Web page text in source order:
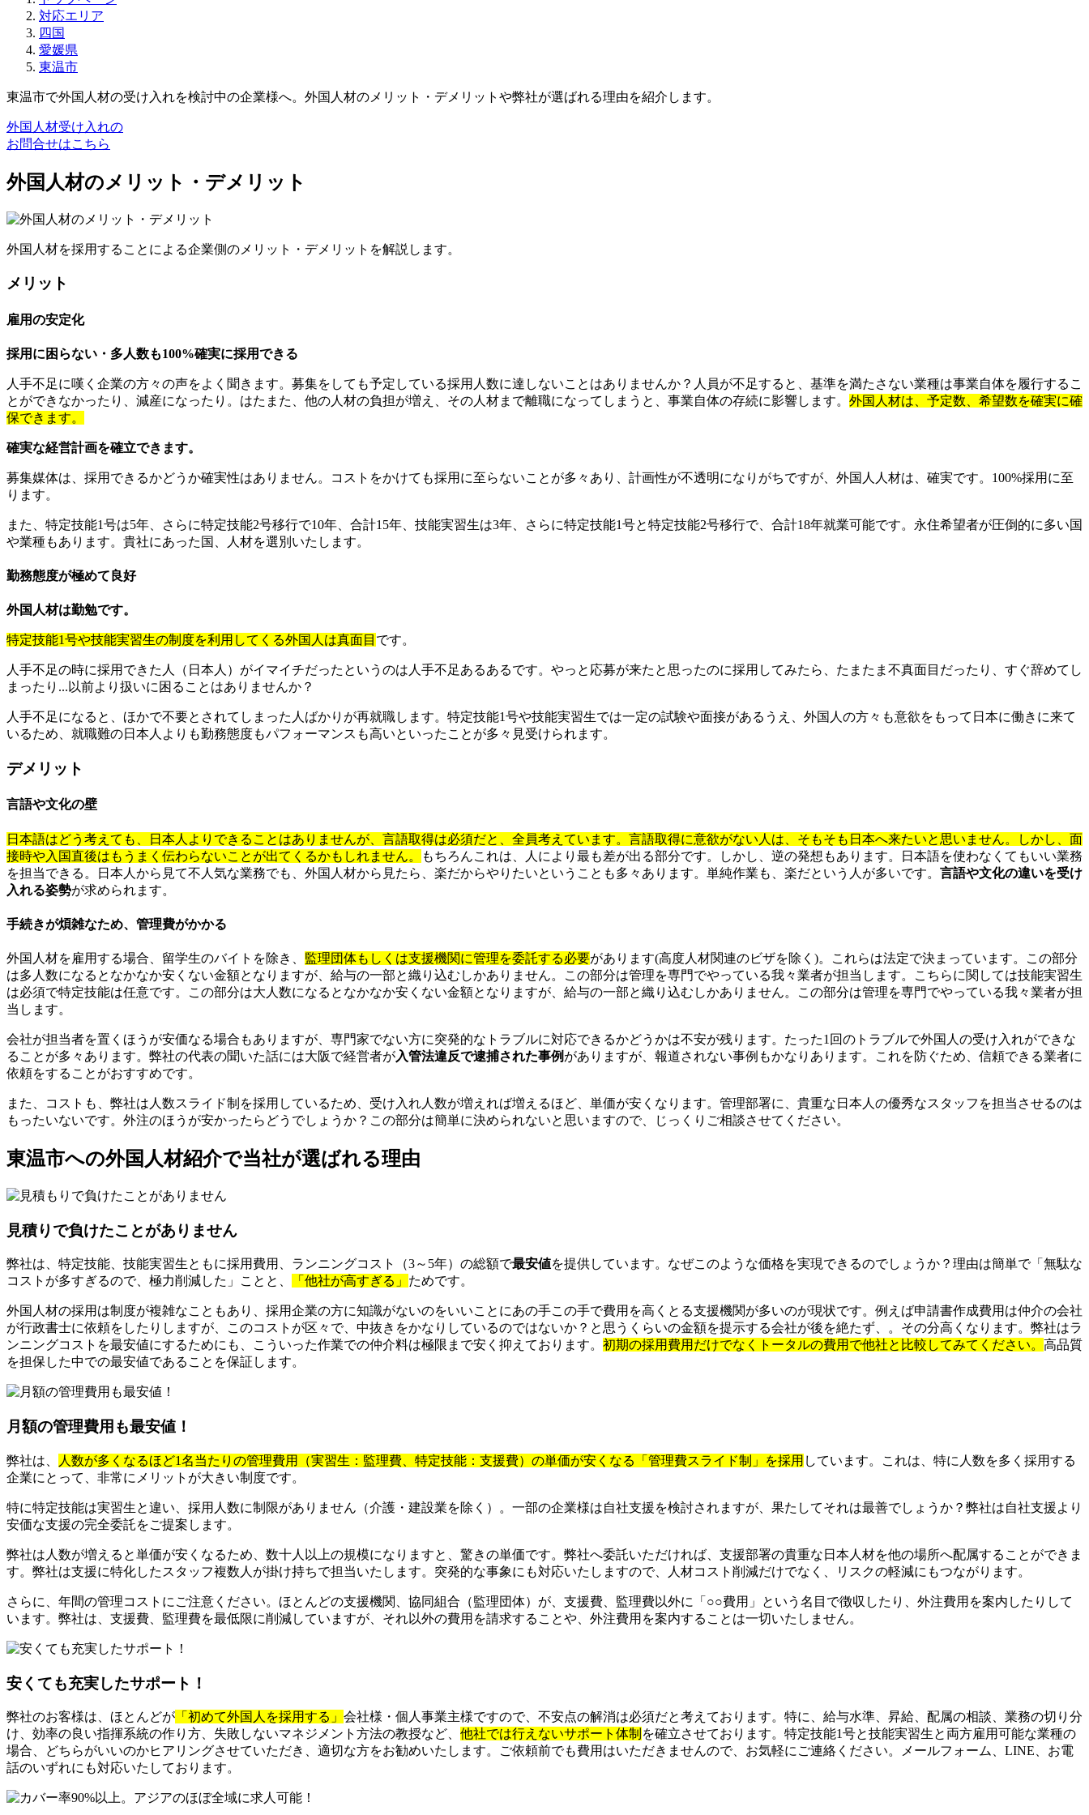
対応エリア
四国
愛媛県
東温市
東温市で外国人材の受け入れを検討中の企業様へ。外国人材のメリット・デメリットや弊社が選ばれる理由を紹介します。
外国人材受け入れの
お問合せはこちら
外国人材のメリット・デメリット
外国人材を採用することによる企業側のメリット・デメリットを解説します。
メリット
雇用の安定化
採用に困らない・多人数も100%確実に採用できる
人手不足に嘆く企業の方々の声をよく聞きます。募集をしても予定している採用人数に達しないことはありませんか？人員が不足すると、基準を満たさない業種は事業自体を履行するこ
とができなかったり、減産になったり。はたまた、他の人材の負担が増え、その人材まで離職になってしまうと、事業自体の存続に影響します。 外国人材は、予定数、希望数を確実に確
保できます。
確実な経営計画を確立できます。
募集媒体は、採用できるかどうか確実性はありません。コストをかけても採用に至らないことが多々あり、計画性が不透明になりがちですが、外国人人材は、確実です。100%採用に至
ります。
また、特定技能1号は5年、さらに特定技能2号移行で10年、合計15年、技能実習生は3年、さらに特定技能1号と特定技能2号移行で、合計18年就業可能です。永住希望者が圧倒的に多い国
や業種もあります。貴社にあった国、人材を選別いたします。
勤務態度が極めて良好
外国人材は勤勉です。
特定技能1号や技能実習生の制度を利用してくる外国人は真面目 です。
人手不足の時に採用できた人（日本人）がイマイチだったというのは人手不足あるあるです。やっと応募が来たと思ったのに採用してみたら、たまたま不真面目だったり、すぐ辞めてし
まったり...以前より扱いに困ることはありませんか？
人手不足になると、ほかで不要とされてしまった人ばかりが再就職します。特定技能1号や技能実習生では一定の試験や面接があるうえ、外国人の方々も意欲をもって日本に働きに来て
いるため、就職難の日本人よりも勤務態度もパフォーマンスも高いといったことが多々見受けられます。
デメリット
言語や文化の壁
日本語はどう考えても、日本人よりできることはありませんが、言語取得は必須だと、全員考えています。言語取得に意欲がない人は、そもそも日本へ来たいと思いません。しかし、面
接時や入国直後はもうまく伝わらないことが出てくるかもしれません。
もちろんこれは、人により最も差が出る部分です。しかし、逆の発想もあります。日本語を使わなくてもいい業務
を担当できる。日本人から見て不人気な業務でも、外国人材から見たら、楽だからやりたいということも多々あります。単純作業も、楽だという人が多いです。 言語や文化の違いを受け
入れる姿勢が求められます。
手続きが煩雑なため、管理費がかかる
外国人材を雇用する場合、留学生のバイトを除き、 監理団体もしくは支援機関に管理を委託する必要があります(高度人材関連のビザを除く)。これらは法定で決まっています。この部分
は多人数になるとなかなか安くない金額となりますが、給与の一部と織り込むしかありません。この部分は管理を専門でやっている我々業者が担当します。こちらに関しては技能実習生
は必須で特定技能は任意です。この部分は大人数になるとなかなか安くない金額となりますが、給与の一部と織り込むしかありません。この部分は管理を専門でやっている我々業者が担
当します。
会社が担当者を置くほうが安価なる場合もありますが、専門家でない方に突発的なトラブルに対応できるかどうかは不安が残ります。たった1回のトラブルで外国人の受け入れができな
ることが多々あります。弊社の代表の聞いた話には大阪で経営者が入管法違反で逮捕された事例 がありますが、報道されない事例もかなりあります。これを防ぐため、信頼できる業者に
依頼をすることがおすすめです。
また、コストも、弊社は人数スライド制を採用しているため、受け入れ人数が増えれば増えるほど、単価が安くなります。管理部署に、貴重な日本人の優秀なスタッフを担当させるのは
もったいないです。外注のほうが安かったらどうでしょうか？この部分は簡単に決められないと思いますので、じっくりご相談させてください。
東温市への外国人材紹介で当社が選ばれる理由
見積りで負けたことがありません
弊社は、特定技能、技能実習生ともに採用費用、ランニングコスト（3～5年）の総額で最安値を提供しています。なぜこのような価格を実現できるのでしょうか？理由は簡単で「無駄な
コストが多すぎるので、極力削減した」ことと、
「他社が高すぎる」 ためです。
外国人材の採用は制度が複雑なこともあり、採用企業の方に知識がないのをいいことにあの手この手で費用を高くとる支援機関が多いのが現状です。例えば申請書作成費用は仲介の会社
が行政書士に依頼をしたりしますが、このコストが区々で、中抜きをかなりしているのではないか？と思うくらいの金額を提示する会社が後を絶たず、。その分高くなります。弊社はラ
ンニングコストを最安値にするためにも、こういった作業での仲介料は極限まで安く抑えております。 初期の採用費用だけでなくトータルの費用で他社と比較してみてください。 高品質
を担保した中での最安値であることを保証します。
月額の管理費用も最安値！
弊社は、 人数が多くなるほど1名当たりの管理費用（実習生：監理費、特定技能：支援費）の単価が安くなる「管理費スライド制」を採用 しています。これは、特に人数を多く採用する
企業にとって、非常にメリットが大きい制度です。
特に特定技能は実習生と違い、採用人数に制限がありません（介護・建設業を除く）。一部の企業様は自社支援を検討されますが、果たしてそれは最善でしょうか？弊社は自社支援より
安価な支援の完全委託をご提案します。
弊社は人数が増えると単価が安くなるため、数十人以上の規模になりますと、驚きの単価です。弊社へ委託いただければ、支援部署の貴重な日本人材を他の場所へ配属することができま
す。弊社は支援に特化したスタッフ複数人が掛け持ちで担当いたします。突発的な事象にも対応いたしますので、人材コスト削減だけでなく、リスクの軽減にもつながります。
さらに、年間の管理コストにご注意ください。ほとんどの支援機関、協同組合（監理団体）が、支援費、監理費以外に「○○費用」という名目で徴収したり、外注費用を案内したりして
います。弊社は、支援費、監理費を最低限に削減していますが、それ以外の費用を請求することや、外注費用を案内することは一切いたしません。
安くても充実したサポート！
弊社のお客様は、ほとんどが 「初めて外国人を採用する」 会社様・個人事業主様ですので、不安点の解消は必須だと考えております。特に、給与水準、昇給、配属の相談、業務の切り分
け、効率の良い指揮系統の作り方、失敗しないマネジメント方法の教授など、 他社では行えないサポート体制 を確立させております。特定技能1号と技能実習生と両方雇用可能な業種の
場合、どちらがいいのかヒアリングさせていただき、適切な方をお勧めいたします。ご依頼前でも費用はいただきませんので、お気軽にご連絡ください。メールフォーム、LINE、お電
話のいずれにも対応いたしております。